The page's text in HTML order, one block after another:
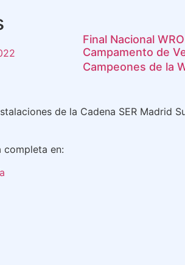
Final Nacional
Campamento de
Campeones de la
de la Cadena SER
completa en: